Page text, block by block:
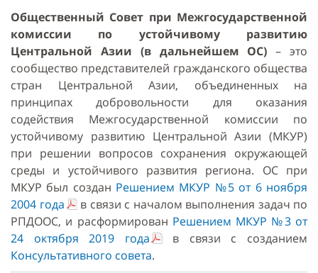
Общественный Совет при Межгосударственной
комиссии по устойчивому развитию
Центральной Азии (в дальнейшем ОС)– это
сообщество представителей гражданского общества
стран Центральной Азии, объединенных на
принципах добровольности для оказания
содействия Межгосударственной комиссии по
устойчивому развитию Центральной Азии (МКУР)
при решении вопросов сохранения окружающей
среды и устойчивого развития региона. ОС при
МКУР был создан Решением МКУР №5 от 6 ноября
2004 года
в связи с началом выполнения задач по
РПДООС, и расформирован Решением МКУР №3 от
24 октября 2019 года
в связи с созданием
Консультативного совета.